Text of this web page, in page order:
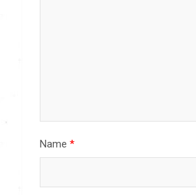
Name *